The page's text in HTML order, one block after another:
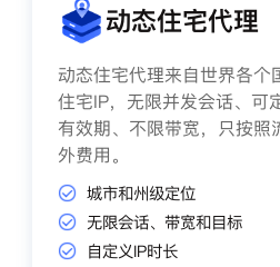
动态住宅代理
动态住宅代理来自世界各个
住宅IP，无限并发会话、可
有效期、不限带宽，只按照
外费用。
城市和州级定位
无限会话、带宽和目标
自定义IP时长